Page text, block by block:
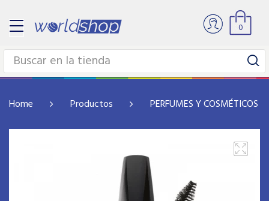
0
Home Productos PERFUMES Y COSMÉTICOS